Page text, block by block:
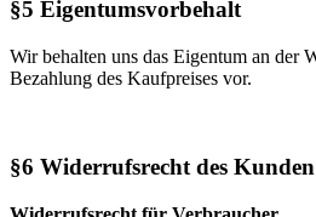
§5 Eigentumsvorbehalt
Wir behalten uns das Eigentum an der
Bezahlung des Kaufpreises vor.
§6 Widerrufsrecht des